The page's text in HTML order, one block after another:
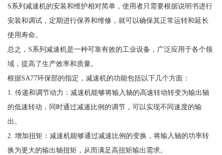
S系列减速机的安装和维护相对简单，使用者只需要根据说明书进行
安装和调试，定期进行保养和维修，就可以确保其正常运转和延长
使用寿命。
总之，S系列减速机是一种可靠有效的工业设备，广泛应用于各个领
域，提高了生产效率和质量。
根据SA77环保部的指定，减速机的功能包括以下几个方面：
1. 传递和调节动力：减速机能够将输入轴的高速转动转变为输出轴
的低速转动，同时通过减速比例的调节，可以实现不同速度的输
出。
2. 增加扭矩：减速机能够通过减速比例的变换，将输入轴的功率转
换为更大的输出轴扭矩，从而满足高扭矩输出需求。